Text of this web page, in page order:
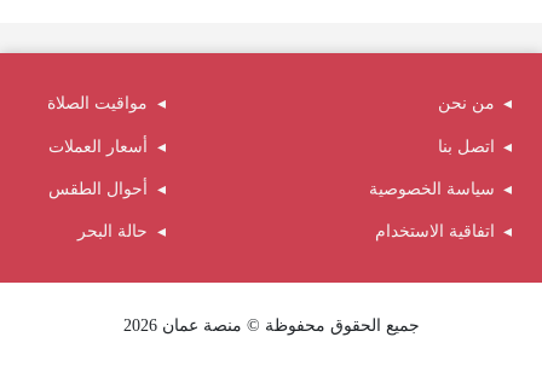
من نحن
اتصل بنا
سياسة الخصوصية
اتفاقية الاستخدام
مواقيت الصلاة
أسعار العملات
أحوال الطقس
حالة البحر
جميع الحقوق محفوظة © منصة عمان 2026